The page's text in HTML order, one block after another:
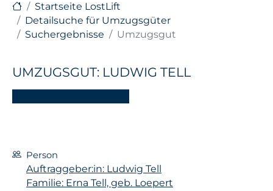
Startseite LostLift
Detailsuche für Umzugsgüter
Suchergebnisse
Umzugsgut
UMZUGSGUT: LUDWIG TELL
Person
Auftraggeber:in: Ludwig Tell
Familie: Erna Tell, geb. Loepert